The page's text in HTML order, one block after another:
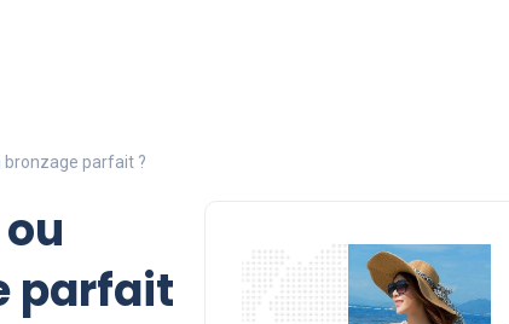
bronzage parfait ?
parfait